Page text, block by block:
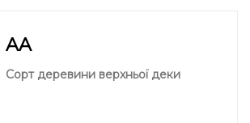
AA
Сорт деревини верхньої деки